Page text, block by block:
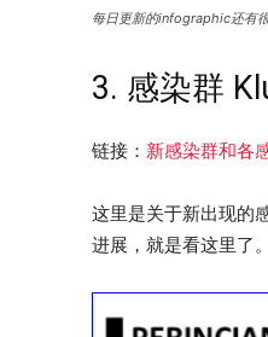
每日更新的infographic还有很
3. 感染群
链接： 新感染群和各
这里是关于新出现的
进展，就是看这里了。